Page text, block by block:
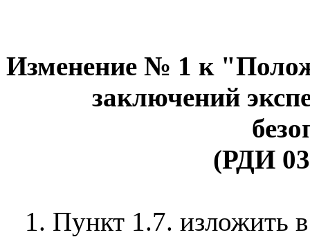
Изменение № 1 к
заключений
(РДИ
1. Пункт 1.7. изложить